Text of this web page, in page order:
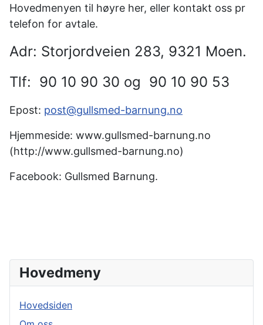
Hovedmenyen til høyre her, eller kontakt oss pr
telefon for avtale.
Adr: Storjordveien 283, 9321 Moen.
Tlf: 90 10 90 30 og 90 10 90 53
Epost: post@gullsmed-barnung.no
Hjemmeside: www.gullsmed-barnung.no
(http://www.gullsmed-barnung.no)
Facebook: Gullsmed Barnung.
Hovedmeny
Hovedsiden